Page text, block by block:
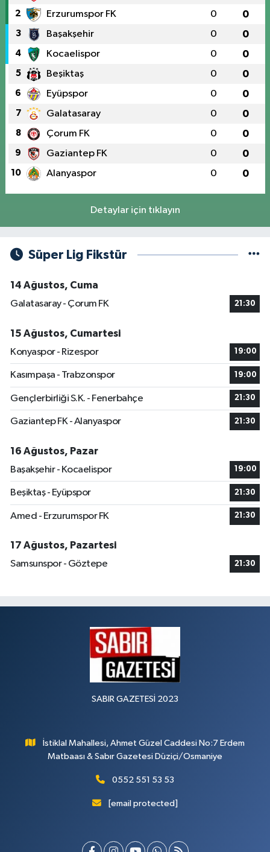
2 Erzurumspor FK 0 0
3 Başakşehir 0 0
4 Kocaelispor 0 0
5 Beşiktaş 0 0
6 Eyüpspor 0 0
7 Galatasaray 0 0
8 Çorum FK 0 0
9 Gaziantep FK 0 0
10 Alanyaspor 0 0
Detaylar için tıklayın
Süper Lig Fikstür
14 Ağustos, Cuma
Galatasaray - Çorum FK
21:30
15 Ağustos, Cumartesi
Konyaspor - Rizespor
19:00
Kasımpaşa - Trabzonspor 19:00
Gençlerbirliği S.K. - Fenerbahçe 21:30
Gaziantep FK - Alanyaspor 21:30
16 Ağustos, Pazar
Başakşehir - Kocaelispor
19:00
Beşiktaş - Eyüpspor 21:30
Amed - Erzurumspor FK 21:30
17 Ağustos, Pazartesi
Samsunspor - Göztepe
21:30
SABIR GAZETESİ 2023
İstiklal Mahallesi, Ahmet Güzel Caddesi No:7 Erdem
Matbaası & Sabır Gazetesi Düziçi/Osmaniye
0552 551 53 53
[email protected]